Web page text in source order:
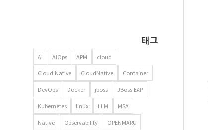
태그
AI AIOps APM cloud
Cloud Native CloudNative Container
DevOps Docker jboss JBoss EAP
Kubernetes linux LLM MSA
Native Observability OPENMARU